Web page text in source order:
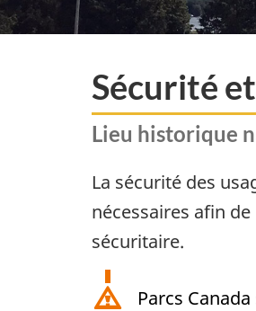
Sécurité
​Lieu historique
La sécurité des
nécessaires afin
sécuritaire.
Parcs